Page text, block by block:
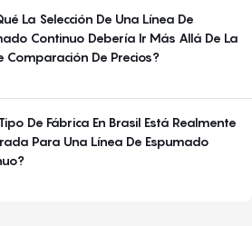
La Selección De Una Línea De
Continuo Debería Ir Más Allá De La
Comparación De Precios?
De Fábrica En Brasil Está Realmente
Para Una Línea De Espumado